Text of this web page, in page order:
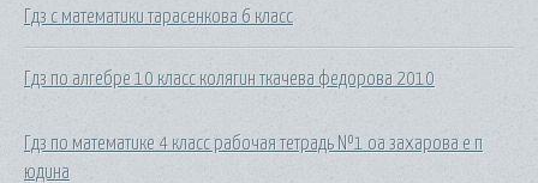
Гдз с математики тарасенкова 6 класс
Гдз по алгебре 10 класс колягин ткачева федорова 2010
Гдз по математике 4 класс рабочая тетрадь №1 оа захарова е п
юдина